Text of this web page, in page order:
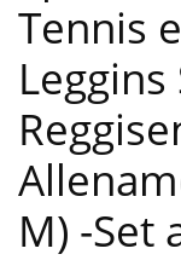
Tennis
M) -Set